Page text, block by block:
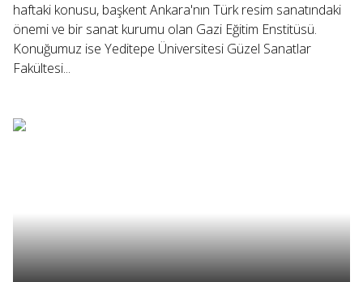
haftaki konusu, başkent Ankara'nın Türk resim sanatındaki
önemi ve bir sanat kurumu olan Gazi Eğitim Enstitüsü.
Konuğumuz ise Yeditepe Üniversitesi Güzel Sanatlar
Fakültesi...